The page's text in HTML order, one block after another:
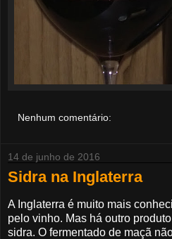
Nenhum comentário:
14 de junho de 2016
Sidra na Inglaterra
A Inglaterra é muito mais
pelo vinho. Mas há outro
sidra. O fermentado de maçã